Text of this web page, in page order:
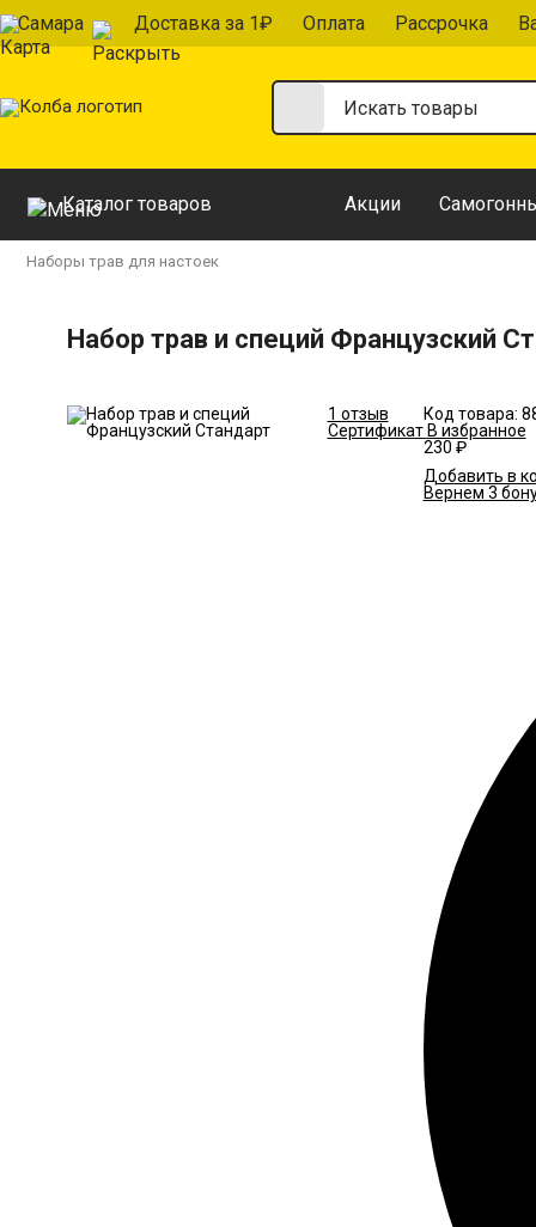
Самара Доставка за 1₽ Оплата Рассрочка
Каталог товаров Акции
Наборы трав для настоек
Набор трав и специй Французский
1 отзыв
Сертификат
Код товара:
В избранное
230 ₽
Добавить в
Вернем 3